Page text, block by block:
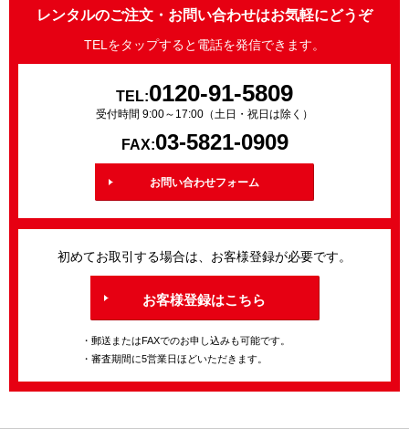
レンタルのご注文・お問い合わせはお気軽にどうぞ
TELをタップすると電話を発信できます。
TEL:0120-91-5809
受付時間 9:00～17:00（土日・祝日は除く）
FAX:03-5821-0909
お問い合わせフォーム
初めてお取引する場合は、お客様登録が必要です。
お客様登録はこちら
・郵送またはFAXでのお申し込みも可能です。
・審査期間に5営業日ほどいただきます。